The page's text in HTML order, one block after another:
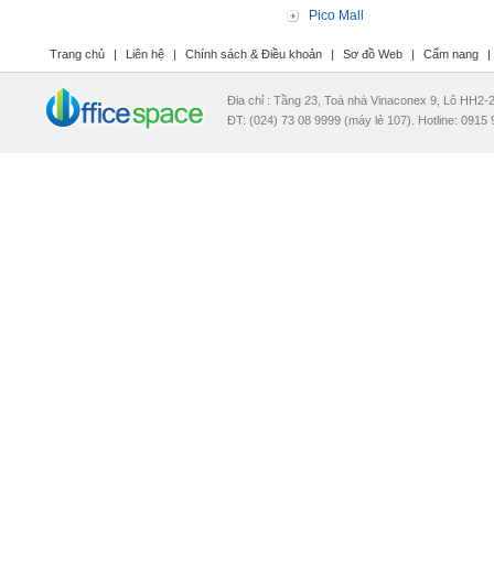
Pico Mall
Trang chủ | Liên hệ | Chính sách & Điều khoản | Sơ đồ Web | Cẩm nang |
Đia chỉ : Tầng 23, Toà nhà Vinaconex 9, Lô
ĐT: (024) 73 08 9999 (máy lẻ 107). Hotline: 0915